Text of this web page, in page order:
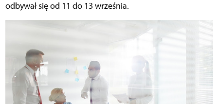
odbywał się od 11 do 13 września.